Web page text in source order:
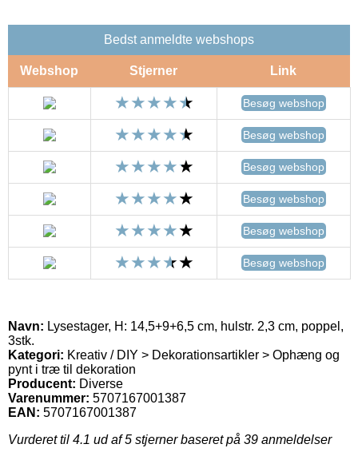
Bedst anmeldte webshops
Webshop Stjerner Link
Besøg webshop
Besøg webshop
Besøg webshop
Besøg webshop
Besøg webshop
Besøg webshop
Navn: Lysestager, H: 14,5+9+6,5 cm, hulstr. 2,3 cm, poppel,
3stk.
Kategori: Kreativ / DIY > Dekorationsartikler > Ophæng og
pynt i træ til dekoration
Producent: Diverse
Varenummer: 5707167001387
EAN: 5707167001387
Vurderet til 4.1 ud af 5 stjerner baseret på 39 anmeldelser